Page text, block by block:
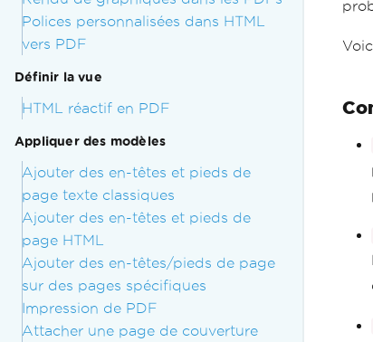
Polices personnalisées dans HTML
vers PDF
Définir la vue
HTML réactif en PDF
Appliquer des modèles
Ajouter des en-têtes et pieds de
page texte classiques
Ajouter des en-têtes et pieds de
page HTML
Ajouter des en-têtes/pieds de page
sur des pages spécifiques
Impression de PDF
Attacher une page de couverture